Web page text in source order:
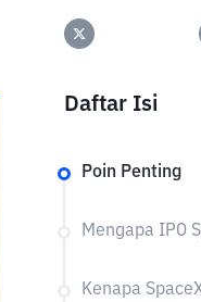
Daftar Isi
Poin Penting
Mengapa IPO
Kenapa